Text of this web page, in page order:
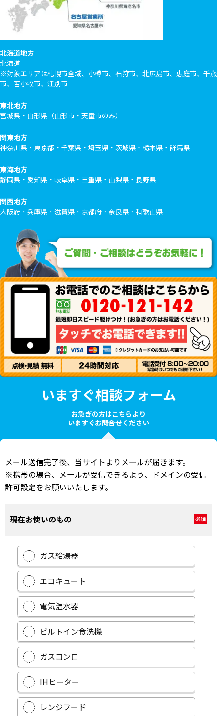
北海道地方
北海道
※対象エリアは札幌市全域、小樽市、石狩市、北広島市、恵庭市、千歳
市、苫小牧市、江別市
東北地方
宮城県・山形県（山形市・天童市のみ）
関東地方
神奈川県・東京都・千葉県・埼玉県・茨城県・栃木県・群馬県
東海地方
静岡県・愛知県・岐阜県・三重県・山梨県・長野県
関西地方
大阪府・兵庫県・滋賀県・京都府・奈良県・和歌山県
いますぐ相談フォーム
お急ぎの方はこちらより
いますぐお問合せください
メール送信完了後、当サイトよりメールが届きます。
※携帯の場合、メールが受信できるよう、ドメインの受信
許可設定をお願いいたします。
現在お使いのもの 必須
ガス給湯器
エコキュート
電気温水器
ビルトイン食洗機
ガスコンロ
IHヒーター
レンジフード